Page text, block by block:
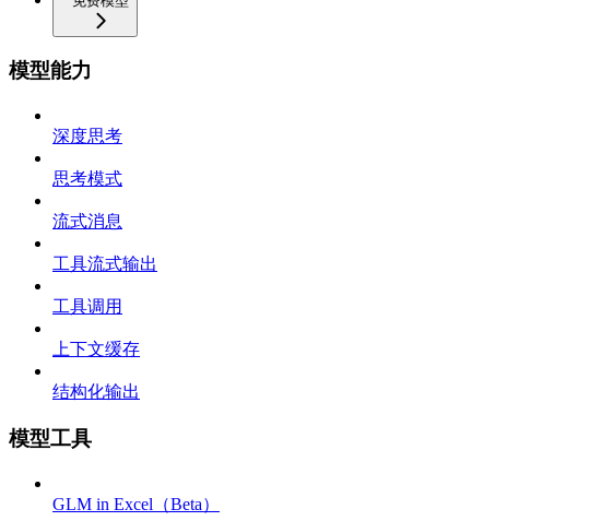
模型能力
深度思考
思考模式
流式消息
工具流式输出
工具调用
上下文缓存
结构化输出
模型工具
GLM in Excel（Beta）